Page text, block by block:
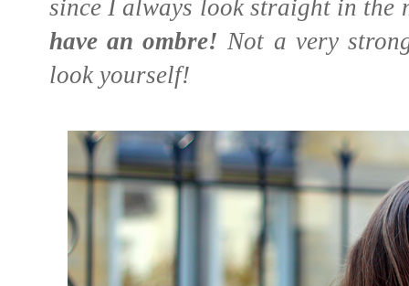
since I always look straight in
have an ombre! Not a very
look yourself!